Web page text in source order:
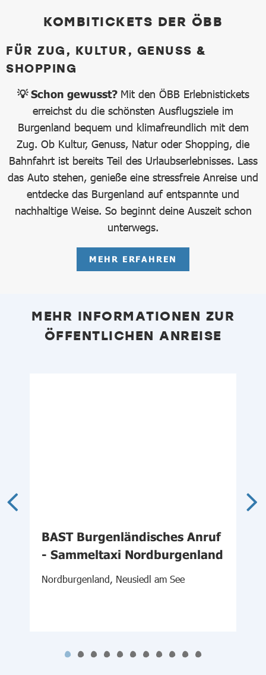
KOMBITICKETS DER ÖBB
FÜR ZUG, KULTUR, GENUSS &
SHOPPING
💡 Schon gewusst? Mit den ÖBB Erlebnistickets
erreichst du die schönsten Ausflugsziele im
Burgenland bequem und klimafreundlich mit dem
Zug. Ob Kultur, Genuss, Natur oder Shopping, die
Bahnfahrt ist bereits Teil des Urlaubserlebnisses. Lass
das Auto stehen, genieße eine stressfreie Anreise und
entdecke das Burgenland auf entspannte und
nachhaltige Weise. So beginnt deine Auszeit schon
unterwegs.
MEHR ERFAHREN
MEHR INFORMATIONEN ZUR
ÖFFENTLICHEN ANREISE
BAST Burgenländisches Anruf
- Sammeltaxi Nordburgenland
Nordburgenland, Neusiedl am See